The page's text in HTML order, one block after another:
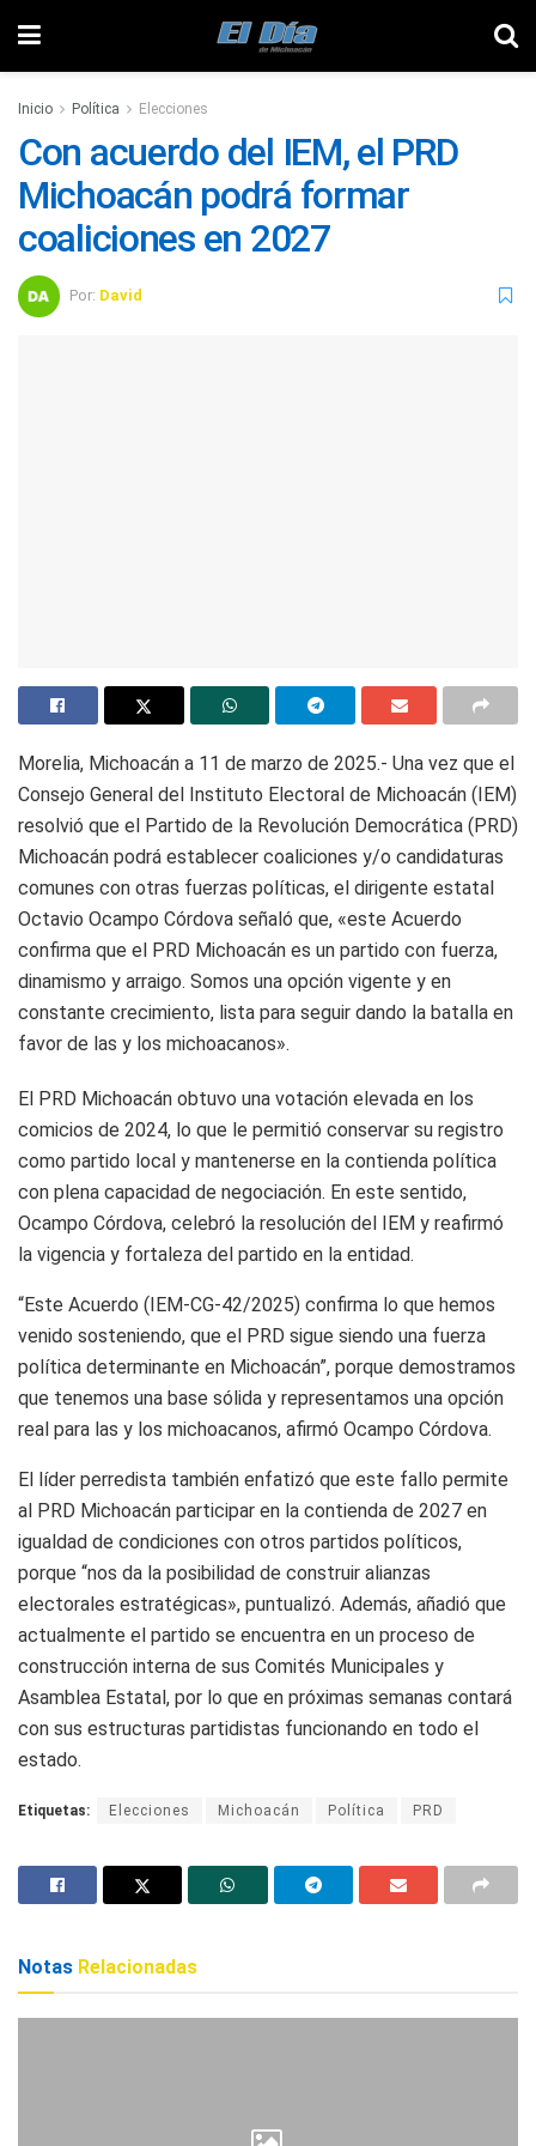
Inicio Política Elecciones
Con acuerdo del IEM, el PRD
Michoacán podrá formar
coaliciones en 2027
Por: David
Morelia, Michoacán a 11 de marzo de 2025.- Una vez que el
Consejo General del Instituto Electoral de Michoacán (IEM)
resolvió que el Partido de la Revolución Democrática (PRD)
Michoacán podrá establecer coaliciones y/o candidaturas
comunes con otras fuerzas políticas, el dirigente estatal
Octavio Ocampo Córdova señaló que, «este Acuerdo
confirma que el PRD Michoacán es un partido con fuerza,
dinamismo y arraigo. Somos una opción vigente y en
constante crecimiento, lista para seguir dando la batalla en
favor de las y los michoacanos».
El PRD Michoacán obtuvo una votación elevada en los
comicios de 2024, lo que le permitió conservar su registro
como partido local y mantenerse en la contienda política
con plena capacidad de negociación. En este sentido,
Ocampo Córdova, celebró la resolución del IEM y reafirmó
la vigencia y fortaleza del partido en la entidad.
“Este Acuerdo (IEM-CG-42/2025) confirma lo que hemos
venido sosteniendo, que el PRD sigue siendo una fuerza
política determinante en Michoacán”, porque demostramos
que tenemos una base sólida y representamos una opción
real para las y los michoacanos, afirmó Ocampo Córdova.
El líder perredista también enfatizó que este fallo permite
al PRD Michoacán participar en la contienda de 2027 en
igualdad de condiciones con otros partidos políticos,
porque “nos da la posibilidad de construir alianzas
electorales estratégicas», puntualizó. Además, añadió que
actualmente el partido se encuentra en un proceso de
construcción interna de sus Comités Municipales y
Asamblea Estatal, por lo que en próximas semanas contará
con sus estructuras partidistas funcionando en todo el
estado.
Etiquetas: Elecciones Michoacán Política PRD
Notas Relacionadas